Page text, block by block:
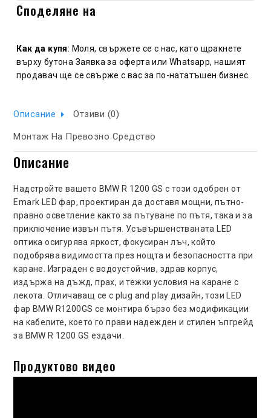
Споделяне на
Как да купя: Моля, свържете се с нас, като щракнете
върху бутона Заявка за оферта или Whatsapp, нашият
продавач ще се свърже с вас за по-нататъшен бизнес.
Описание Отзиви (0)
Монтаж На Превозно Средство
Описание
Надстройте вашето BMW R 1200 GS с този одобрен от
Emark LED фар, проектиран да доставя мощни, пътно-
правно осветление както за пътуване по пътя, така и за
приключение извън пътя. Усъвършенстваната LED
оптика осигурява яркост, фокусиран лъч, който
подобрява видимостта през нощта и безопасността при
каране. Изграден с водоустойчив, здрав корпус,
издържа на дъжд, прах, и тежки условия на каране с
лекота. Отличаващ се с plug and play дизайн, този LED
фар BMW R1200GS се монтира бързо без модификации
на кабелите, което го прави надежден и стилен ъпгрейд
за BMW R 1200 GS ездачи.
Продуктово видео